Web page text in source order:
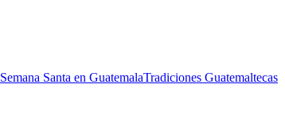
Semana Santa en GuatemalaTradiciones Guatemaltecas